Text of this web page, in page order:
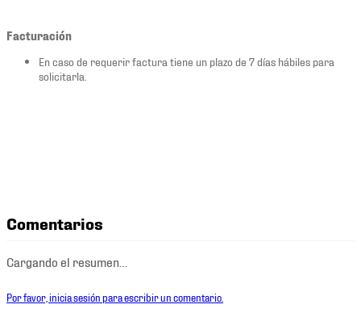
Facturación
En caso de requerir factura tiene un plazo de 7 días hábiles para
solicitarla.
Comentarios
Cargando el resumen…
Por favor, inicia sesión para escribir un comentario.